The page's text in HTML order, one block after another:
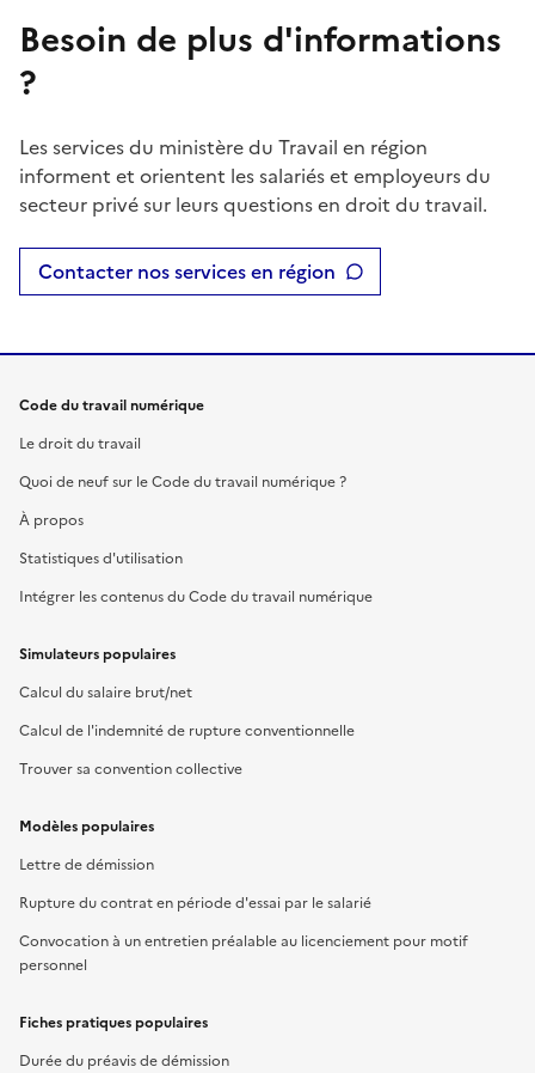
Besoin de plus d'informations
?
Les services du ministère du Travail en région
informent et orientent les salariés et employeurs du
secteur privé sur leurs questions en droit du travail.
Contacter nos services en région
Code du travail numérique
Le droit du travail
Quoi de neuf sur le Code du travail numérique ?
À propos
Statistiques d'utilisation
Intégrer les contenus du Code du travail numérique
Simulateurs populaires
Calcul du salaire brut/net
Calcul de l'indemnité de rupture conventionnelle
Trouver sa convention collective
Modèles populaires
Lettre de démission
Rupture du contrat en période d'essai par le salarié
Convocation à un entretien préalable au licenciement pour motif
personnel
Fiches pratiques populaires
Durée du préavis de démission